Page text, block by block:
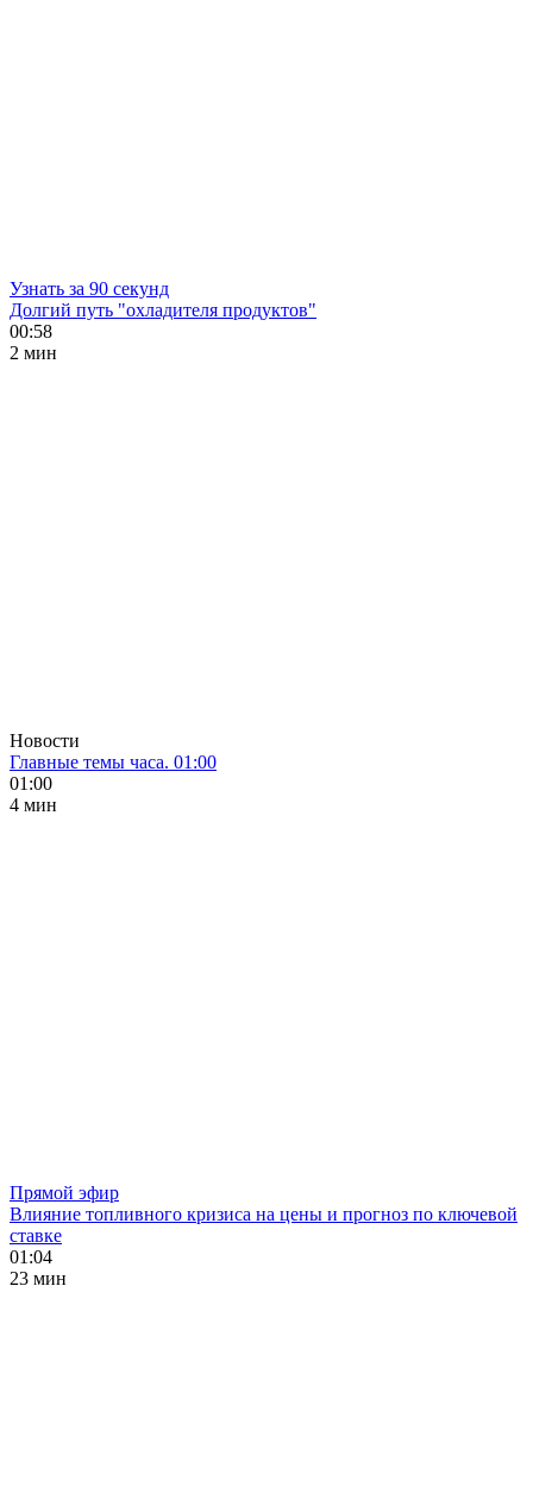
Узнать за 90 секунд
Долгий путь "охладителя продуктов"
00:58
2 мин
Новости
Главные темы часа. 01:00
01:00
4 мин
Прямой эфир
Влияние топливного кризиса на цены и прогноз по ключевой
ставке
01:04
23 мин